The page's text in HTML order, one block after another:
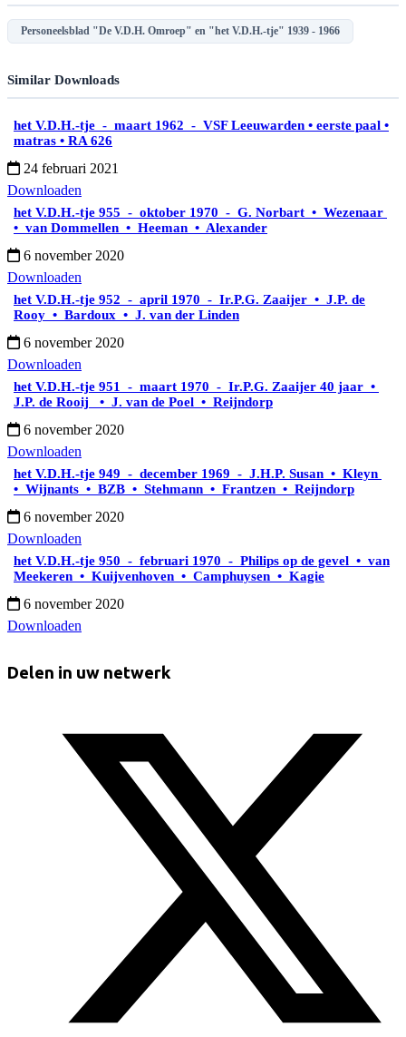
Personeelsblad "De V.D.H. Omroep" en "het V.D.H.-tje" 1939 - 1966
Similar Downloads
het V.D.H.-tje - maart 1962 - VSF Leeuwarden • eerste paal •
matras • RA 626
24 februari 2021
Downloaden
het V.D.H.-tje 955 - oktober 1970 - G. Norbart • Wezenaar
• van Dommellen • Heeman • Alexander
6 november 2020
Downloaden
het V.D.H.-tje 952 - april 1970 - Ir.P.G. Zaaijer • J.P. de
Rooy • Bardoux • J. van der Linden
6 november 2020
Downloaden
het V.D.H.-tje 951 - maart 1970 - Ir.P.G. Zaaijer 40 jaar •
J.P. de Rooij • J. van de Poel • Reijndorp
6 november 2020
Downloaden
het V.D.H.-tje 949 - december 1969 - J.H.P. Susan • Kleyn
• Wijnants • BZB • Stehmann • Frantzen • Reijndorp
6 november 2020
Downloaden
het V.D.H.-tje 950 - februari 1970 - Philips op de gevel • van
Meekeren • Kuijvenhoven • Camphuysen • Kagie
6 november 2020
Downloaden
Delen in uw netwerk